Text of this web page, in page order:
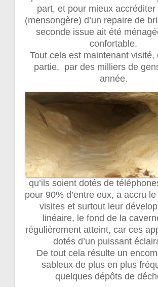
part, et pour mieux accréditer
(mensongère) d’un repaire de
seconde issue ait été
confortable.
Tout cela est maintenant visité,
partie, par des milliers de
année.
qu’ils soient dotés de
pour 90% d’entre eux, a accru
visites et surtout leur
linéaire, le fond de la
régulièrement atteint, car ces
dotés d’un puissant
De tout cela résulte un
sableux de plus en plus
quelques dépôts de